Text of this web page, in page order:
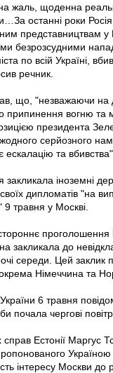
жаль, щоденна
останні роки
представництвам у
безрозсудними
по всій Україні,
речник.
що, "незважаючи на
припинення вогню та
президента
серйозного
ескалацію та вбивства".
іноземні
дипломатів "на
9 травня у Москві.
закликала до
середи. Цей заклик
Німеччина та
6 травня
почала чергові
справ Естонії Маргус
інтересу Москви до